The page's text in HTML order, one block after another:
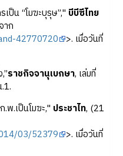
ป็น “โมฆะบุรุษ”," บีบีซีไทย
าก
42770720 >. เมื่อวันที่
ราชกิจจานุเบกษา, เล่มที่
พ.เป็นโมฆะ," ประชาไท, (21
03/52379 >. เมื่อวันที่